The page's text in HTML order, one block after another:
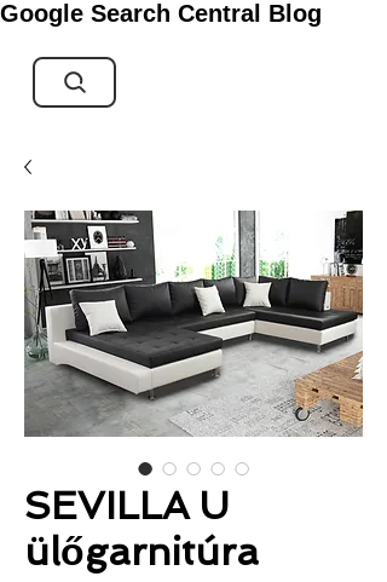
Google Search Central Blog
SEVILLA U
ülőgarnitúra